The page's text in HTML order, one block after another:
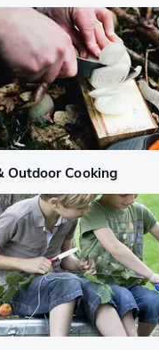
Outdoor Cooking